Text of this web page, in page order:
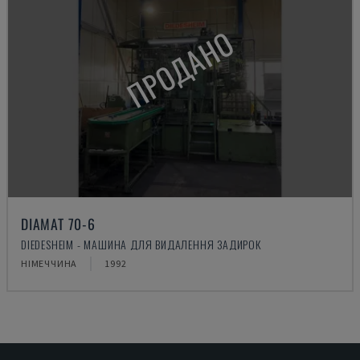
ПРОДАНО
DIAMAT 70-6
DIEDESHEIM - МАШИНА ДЛЯ ВИДАЛЕННЯ ЗАДИРОК
НІМЕЧЧИНА 1992